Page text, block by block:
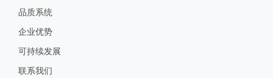
品质系统
企业优势
可持续发展
联系我们